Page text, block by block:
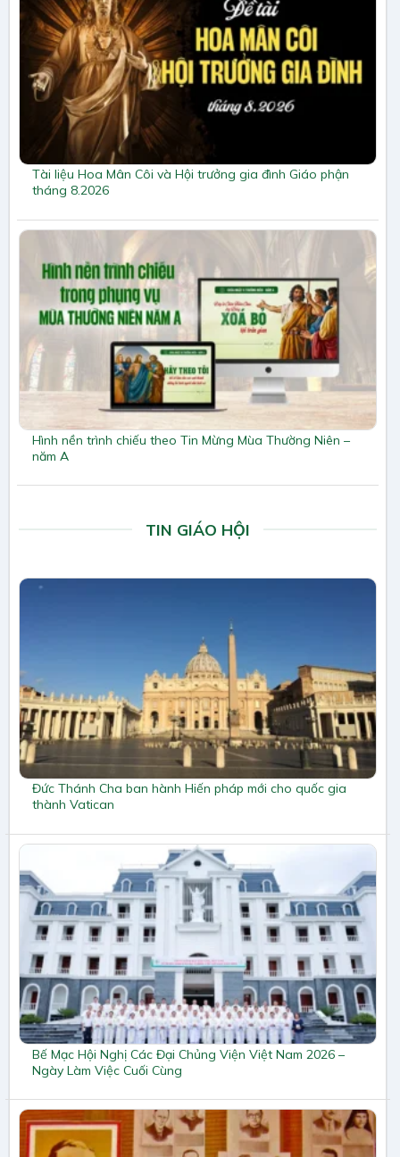
Tài liệu Hoa Mân Côi và Hội trưởng gia đình Giáo phận
tháng 8.2026
Hình nền trình chiếu theo Tin Mừng Mùa Thường Niên –
năm A
TIN GIÁO HỘI
Đức Thánh Cha ban hành Hiến pháp mới cho quốc gia
thành Vatican
Bế Mạc Hội Nghị Các Đại Chủng Viện Việt Nam 2026 –
Ngày Làm Việc Cuối Cùng